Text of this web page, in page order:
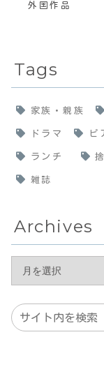
外国作品
Tags
家族・親族
ドラマ ピ
ランチ
雑誌
Archives